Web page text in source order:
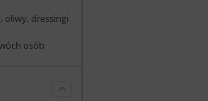
oliwy, dressingi
osób